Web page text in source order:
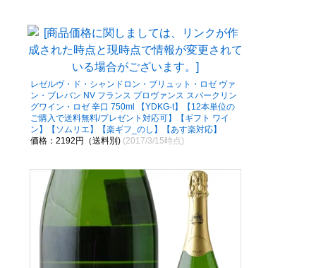
レゼルヴ・ド・シャンドロン・ブリュット・ロゼ ヴァ
ン・ブレバン NV フランス プロヴァンス スパークリン
グワイン・ロゼ 辛口 750ml 【YDKG-t】【12本単位の
ご購入で送料無料/プレゼント対応可】【ギフト ワイ
ン】【ソムリエ】【楽ギフ_のし】【あす楽対応】
価格：2192円（送料別) (2017/3/15時点)